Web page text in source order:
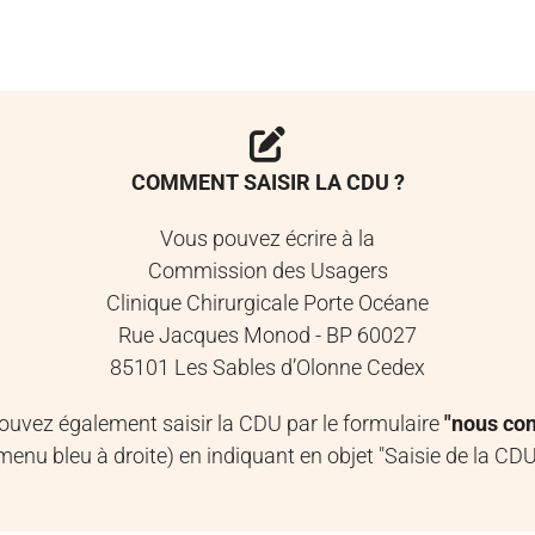
COMMENT SAISIR LA CDU ?
Vous pouvez écrire à la
Commission des Usagers
Clinique Chirurgicale Porte Océane
Rue Jacques Monod - BP 60027
85101 Les Sables d’Olonne Cedex
également saisir la CDU par le formulaire"nous
bleu à droite) en indiquant en objet "Saisie de la